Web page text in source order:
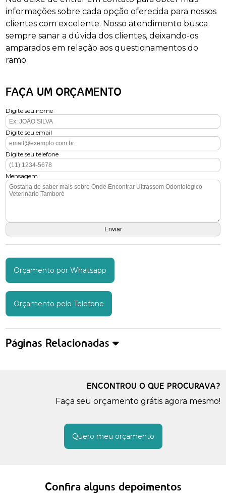
informações sobre cada opção oferecida para nossos
clientes com excelente. Nosso atendimento busca
sempre sanar a dúvida dos clientes, deixando-os
amparados em relação aos questionamentos do
ramo.
FAÇA UM ORÇAMENTO
Digite seu nome
Digite seu email
Digite seu telefone
Mensagem
Orçamento por Whatsapp
Orçamento pelo Telefone
Páginas Relacionadas
ENCONTROU O QUE PROCURAVA?
Faça seu orçamento grátis agora mesmo!
Quero meu orçamento
Confira alguns depoimentos